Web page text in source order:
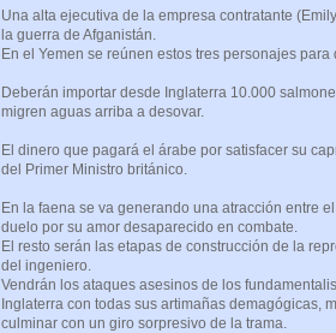
Una alta ejecutiva de la empresa contratante
la guerra de Afganistán.
En el Yemen se reúnen estos tres personajes
Deberán importar desde Inglaterra 10.000
migren aguas arriba a desovar.
El dinero que pagará el árabe por satisfacer su
del Primer Ministro británico.
En la faena se va generando una atracción entre
duelo por su amor desaparecido en combate.
El resto serán las etapas de construcción de la
del ingeniero.
Vendrán los ataques asesinos de los
Inglaterra con todas sus artimañas demagógicas,
culminar con un giro sorpresivo de la trama.